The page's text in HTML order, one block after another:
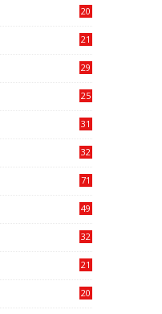
20
21
29
25
31
32
71
49
32
21
20